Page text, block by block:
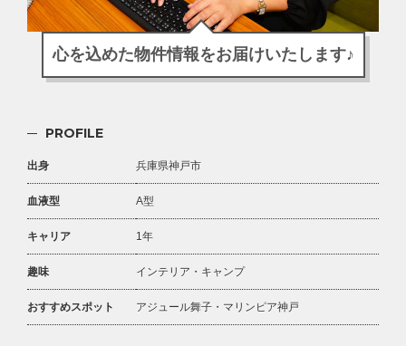
心を込めた物件情報をお届けいたします♪
PROFILE
出身 兵庫県神戸市
血液型 A型
キャリア 1年
趣味 インテリア・キャンプ
おすすめスポット アジュール舞子・マリンピア神戸